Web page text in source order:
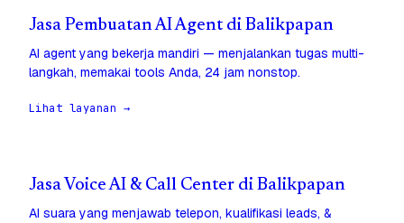
Jasa Pembuatan AI Agent di Balikpapan
AI agent yang bekerja mandiri — menjalankan tugas multi-
langkah, memakai tools Anda, 24 jam nonstop.
Lihat layanan →
Jasa Voice AI & Call Center di Balikpapan
AI suara yang menjawab telepon, kualifikasi leads, &